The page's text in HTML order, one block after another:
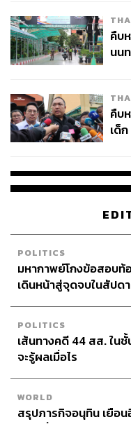
ร้านน้ำแข็งใสบิงซู แต่จะ
ปรึกษาว่ามีความสามาร
ความสามารถที่มีไปต่อย
เสมือนเป็นกระจกเงาส
ส่อง แน่นอนว่าตัวเราเอง
ทุกคนมีคำตอบในใจให้ตั
เผชิญจึงทำให้หลงลืมการ
คิดถึงเรื่องราวที่ทำให้ตั
หรือแม้แต่ พ่อ, แม่, เพื่
เราเคารพนับถือก็สามา
บทที่ปรึกษามักจะข้ามส
ไม่ได้เป็นการสะท้อนแ
การตัดสินและบอกวิธีแ
ประสบการณ์ของตน บ่อ
แต่ละคนย่อมได้ผลไม่เ
โจทย์สะท้อนวิธีแก้ปัญหา
ทั้งนี้ผู้ที่จะใช้คำเรียกแ
การศึกษาตามหลักสูตร
กระทั่งได้รับใบรับรองก
ได้รับการรับรองมาตรฐ
Federation) หรือสหพั
คืบ
นน
คืบ
เด็
POLITICS
มหากาพย์โกงข้อสอบท้
เดินหน้าสู่จุดจบในสัปด
POLITICS
เส้นทางคดี 44 สส. ใน
จะรู้ผลเมื่อไร
WORLD
สรุปภารกิจอนุทิน เยือน